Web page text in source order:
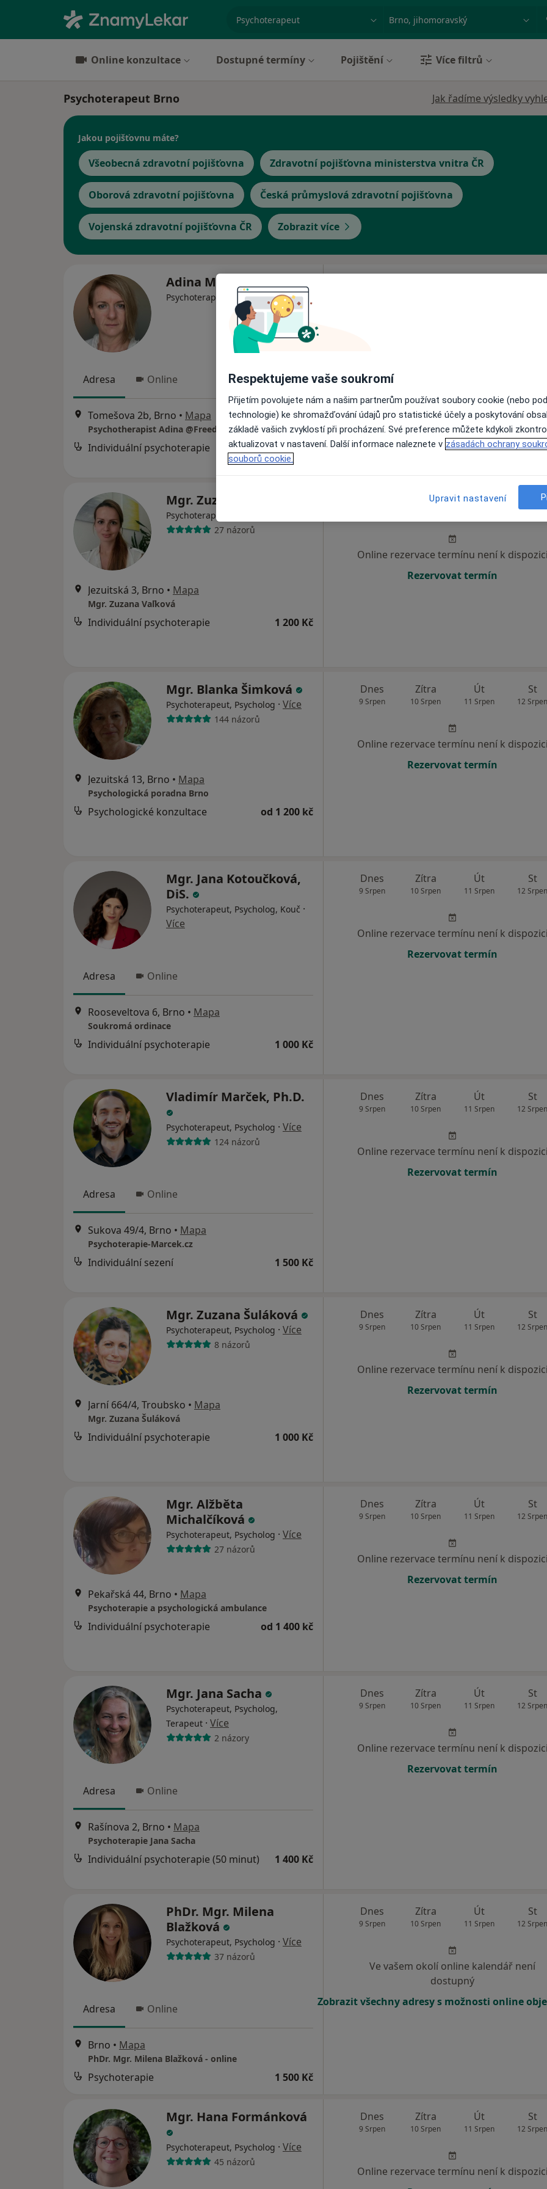
Město nebo region
Online konzultace Dostupné termíny Pojištění Více filtrů
Psychoterapeut Brno Jak řadíme výsledky
Jakou pojišťovnu máte?
Všeobecná zdravotní pojišťovna Zdravotní pojišťovna ministerstva vnitra ČR
Oborová zdravotní pojišťovna Česká průmyslová zdravotní pojišťovna
Vojenská zdravotní pojišťovna ČR Zobrazit více
Adina Maria Silion
Psychoterapeut Více
Adresa Online
Tomešova 2b, Brno • Mapa
Psychotherapist Adina @FreedomInTherapy
Individuální psychoterapie 1 300 Kč
Mgr. Zuzana Vaľková
Psychoterapeut, Psycholog
27 názorů
Jezuitská 3, Brno • Mapa
Mgr. Zuzana Vaľková
Individuální psychoterapie 1 200 Kč
Zítra Út
12
Online rezervace termínu není k dispozici
Rezervovat termín
Mgr. Blanka Šimková
Psychoterapeut, Psycholog · Více
144 názorů
Jezuitská 13, Brno • Mapa
Psychologická poradna Brno
Psychologické konzultace od 1 200 kč
Dnes
9 Srpen
Zítra
10 Srpen
Út
11 Srpen
St
12 Srpen
Online rezervace termínu není k dispozici
Rezervovat termín
Mgr. Jana Kotoučková,
DiS.
Psychoterapeut, Psycholog, Kouč ·
Více
Adresa Online
Rooseveltova 6, Brno • Mapa
Soukromá ordinace
Individuální psychoterapie 1 000 Kč
Dnes
9 Srpen
Zítra
10 Srpen
Út
11 Srpen
St
12 Srpen
Online rezervace termínu není k dispozici
Rezervovat termín
Vladimír Marček, Ph.D.
Psychoterapeut, Psycholog · Více
124 názorů
Adresa Online
Sukova 49/4, Brno • Mapa
Psychoterapie-Marcek.cz
Individuální sezení 1 500 Kč
Dnes
9 Srpen
Zítra
10 Srpen
Út
11 Srpen
St
12 Srpen
Online rezervace termínu není k dispozici
Rezervovat termín
Mgr. Zuzana Šuláková
Psychoterapeut, Psycholog · Více
8 názorů
Jarní 664/4, Troubsko • Mapa
Mgr. Zuzana Šuláková
Individuální psychoterapie 1 000 Kč
Dnes
9 Srpen
Zítra
10 Srpen
Út
11 Srpen
St
12 Srpen
Online rezervace termínu není k dispozici
Rezervovat termín
Mgr. Alžběta
Michalčíková
Psychoterapeut, Psycholog · Více
27 názorů
Pekařská 44, Brno • Mapa
Psychoterapie a psychologická ambulance
Individuální psychoterapie od 1 400 kč
Dnes
9 Srpen
Zítra
10 Srpen
Út
11 Srpen
St
12 Srpen
Online rezervace termínu není k dispozici
Rezervovat termín
Mgr. Jana Sacha
Psychoterapeut, Psycholog,
Terapeut · Více
2 názory
Adresa Online
Rašínova 2, Brno • Mapa
Psychoterapie Jana Sacha
Individuální psychoterapie (50 minut) 1 400 Kč
Dnes
9 Srpen
Zítra
10 Srpen
Út
11 Srpen
St
12 Srpen
Online rezervace termínu není k dispozici
Rezervovat termín
PhDr. Mgr. Milena
Blažková
Psychoterapeut, Psycholog · Více
37 názorů
Adresa Online
Brno • Mapa
PhDr. Mgr. Milena Blažková - online
Psychoterapie 1 500 Kč
Dnes
9 Srpen
Zítra
10 Srpen
Út
11 Srpen
St
12 Srpen
Ve vašem okolí online kalendář není
dostupný
Zobrazit všechny adresy s možnosti online
Mgr. Hana Formánková
Psychoterapeut, Psycholog · Více
45 názorů
Dnes
9 Srpen
Zítra
10 Srpen
Út
11 Srpen
St
12 Srpen
Online rezervace termínu není k dispozici
Respektujeme vaše soukromí
Přijetím povolujete nám a našim partnerům používat soubory cookie (nebo
technologie) ke shromažďování údajů pro statistické účely a poskytování
základě vašich zvyklostí při procházení. Své preference můžete kdykoli
aktualizovat v nastavení. Další informace naleznete v zásadách ochrany
souborů cookie.
Upravit nastavení